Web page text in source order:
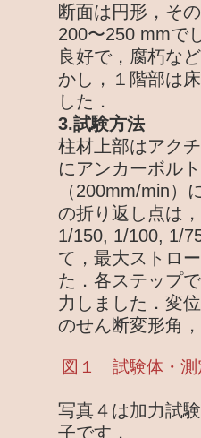
断面は円形，そ
200〜250 mmで
良好で，腐朽な
かし，１階部は
した．
3.試験方法
柱材上部はアク
にアンカーボル
（200mm/min）
の折り返し点は
1/150, 1/100, 1/
て，最大ストロ
た．各ステップ
力しました．変
のせん断変形角
図１ 試験体・測
写真４は加力試
子です．